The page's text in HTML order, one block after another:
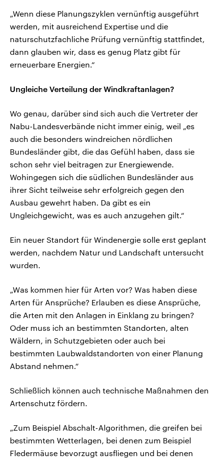
„Wenn diese Planungszyklen vernünftig ausgeführt
werden, mit ausreichend Expertise und die
naturschutzfachliche Prüfung vernünftig stattfindet,
dann glauben wir, dass es genug Platz gibt für
erneuerbare Energien.“
Ungleiche Verteilung der Windkraftanlagen?
Wo genau, darüber sind sich auch die Vertreter der
Nabu-Landesverbände nicht immer einig, weil „es
auch die besonders windreichen nördlichen
Bundesländer gibt, die das Gefühl haben, dass sie
schon sehr viel beitragen zur Energiewende.
Wohingegen sich die südlichen Bundesländer aus
ihrer Sicht teilweise sehr erfolgreich gegen den
Ausbau gewehrt haben. Da gibt es ein
Ungleichgewicht, was es auch anzugehen gilt.“
Ein neuer Standort für Windenergie solle erst geplant
werden, nachdem Natur und Landschaft untersucht
wurden.
„Was kommen hier für Arten vor? Was haben diese
Arten für Ansprüche? Erlauben es diese Ansprüche,
die Arten mit den Anlagen in Einklang zu bringen?
Oder muss ich an bestimmten Standorten, alten
Wäldern, in Schutzgebieten oder auch bei
bestimmten Laubwaldstandorten von einer Planung
Abstand nehmen.“
Schließlich können auch technische Maßnahmen den
Artenschutz fördern.
„Zum Beispiel Abschalt-Algorithmen, die greifen bei
bestimmten Wetterlagen, bei denen zum Beispiel
Fledermäuse bevorzugt ausfliegen und bei denen